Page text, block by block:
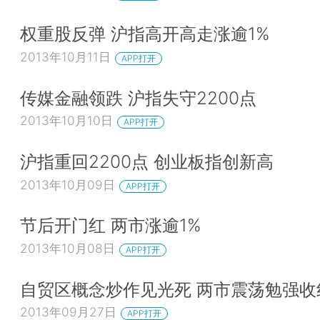
权重股反弹 沪指高开高走涨逾1%
2013年10月11日 APP打开
传媒金融领跌 沪指失守2200点
2013年10月10日 APP打开
沪指重回2200点 创业板指创新高
2013年10月09日 APP打开
节后开门红 两市涨逾1%
2013年10月08日 APP打开
自贸区概念炒作见光死 两市震荡勉强
2013年09月27日 APP打开